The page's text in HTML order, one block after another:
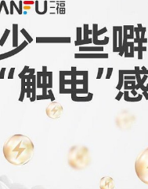
圖書/影音/文具
古董、藝術與礦石
美容保養與彩妝
電腦、平板與周邊
相機、攝影與周邊